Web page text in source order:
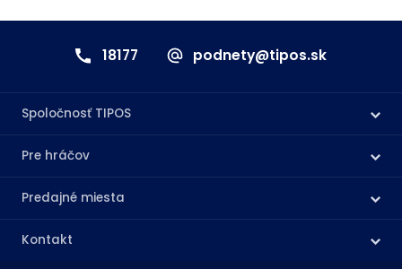
18177 podnety@tipos.sk
Spoločnosť TIPOS
Pre hráčov
Predajné miesta
Kontakt